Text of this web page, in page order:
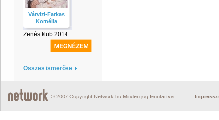
Várvizi-Farkas
Kornélia
Zenés klub 2014
Összes ismerőse
© 2007 Copyright Network.hu Minden jog fenntartva.